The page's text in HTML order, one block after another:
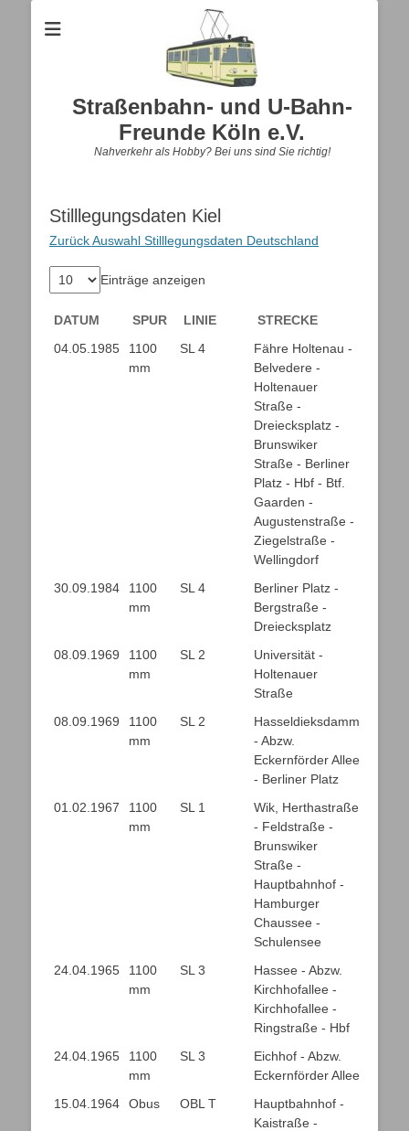
Straßenbahn- und U-Bahn-
Freunde Köln e.V.
Nahverkehr als Hobby? Bei uns sind Sie richtig!
Stilllegungsdaten Kiel
Zurück Auswahl Stilllegungsdaten Deutschland
Einträge anzeigen
DATUM SPUR LINIE
STRECKE
DATUM
SPUR LINIE STRECKE
04.05.1985
1100
mm
SL 4
Fähre Holtenau -
Belvedere -
Holtenauer
Straße -
Dreiecksplatz -
Brunswiker
Straße - Berliner
Platz - Hbf - Btf.
Gaarden -
Augustenstraße -
Ziegelstraße -
Wellingdorf
30.09.1984
1100
mm
SL 4
Berliner Platz -
Bergstraße -
Dreiecksplatz
08.09.1969
1100
mm
SL 2
Universität -
Holtenauer
Straße
08.09.1969
1100
mm
SL 2
Hasseldieksdamm
- Abzw.
Eckernförder Allee
- Berliner Platz
01.02.1967
1100
mm
SL 1
Wik, Herthastraße
- Feldstraße -
Brunswiker
Straße -
Hauptbahnhof -
Hamburger
Chaussee -
Schulensee
24.04.1965
1100
mm
SL 3
Hassee - Abzw.
Kirchhofallee -
Kirchhofallee -
Ringstraße - Hbf
24.04.1965
1100
mm
SL 3
Eichhof - Abzw.
Eckernförder Allee
15.04.1964
Obus OBL T
Hauptbahnhof -
Kaistraße -